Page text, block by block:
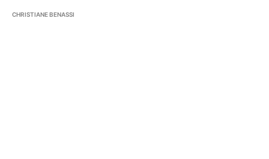
CHRISTIANE BENASSI